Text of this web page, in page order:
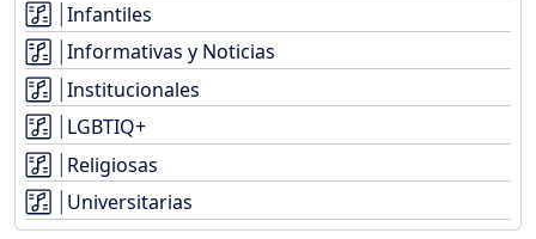
Infantiles
Informativas y Noticias
Institucionales
LGBTIQ+
Religiosas
Universitarias